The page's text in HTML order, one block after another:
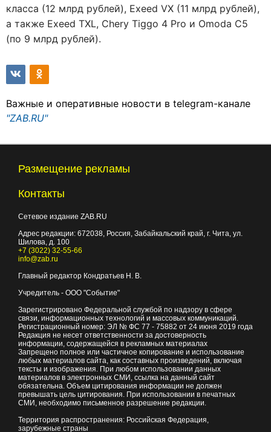
класса (12 млрд рублей), Exeed VX (11 млрд рублей),
а также Exeed TXL, Chery Tiggo 4 Pro и Omoda C5
(по 9 млрд рублей).
Важные и оперативные новости в telegram-канале
"ZAB.RU"
Размещение рекламы
Контакты
Сетевое издание ZAB.RU
Адрес редакции: 672038 , Россия, Забайкальский край, г. Чита ул.
Шилова, д. 100
+7 (3022) 32-55-66
info@zab.ru
Главный редактор Кондратьев Н. В.
Учредитель - ООО "Событие"
Зарегистрировано Федеральной службой по надзору в сфере
связи, информационных технологий и массовых коммуникаций.
Регистрационный номер: ЭЛ № ФС 77 - 75882 от 24 июня 2019 года
Редакция не несет ответственности за достоверность
информации, содержащейся в рекламных материалах
Запрещено полное или частичное копирование и использование
любых материалов сайта, как составных произведений, включая
тексты и изображения. При любом использовании данных
материалов в электронных СМИ, ссылка на данный сайт
обязательна. Объем цитирования информации не должен
превышать цель цитирования. При использовании в печатных
СМИ, необходимо письменное разрешение редакции.
Территория распространения: Российская Федерация,
зарубежные страны